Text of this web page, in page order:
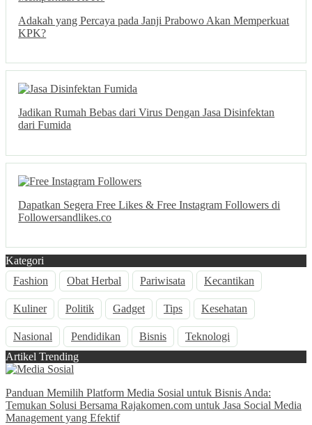
Adakah yang Percaya pada Janji Prabowo Akan Memperkuat
KPK?
Jadikan Rumah Bebas dari Virus Dengan Jasa Disinfektan
dari Fumida
Dapatkan Segera Free Likes & Free Instagram Followers di
Followersandlikes.co
Kategori
Fashion
Obat Herbal Pariwisata Kecantikan
Kuliner Politik Gadget Tips Kesehatan
Nasional Pendidikan Bisnis
Teknologi
Artikel Trending
Panduan Memilih Platform Media Sosial untuk Bisnis Anda:
Temukan Solusi Bersama Rajakomen.com untuk Jasa Social Media
Management yang Efektif